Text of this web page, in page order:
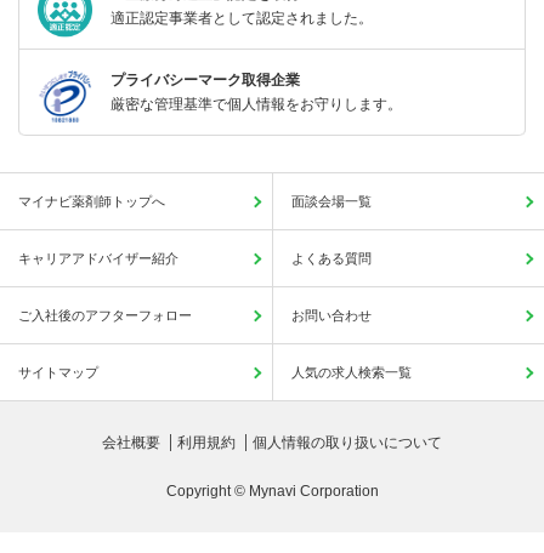
適正認定事業者として認定されました。
プライバシーマーク取得企業
厳密な管理基準で個人情報をお守りします。
マイナビ薬剤師トップへ 面談会場一覧
キャリアアドバイザー紹介 よくある質問
ご入社後のアフターフォロー お問い合わせ
サイトマップ 人気の求人検索一覧
会社概要 利用規約 個人情報の取り扱いについて
Copyright © Mynavi Corporation